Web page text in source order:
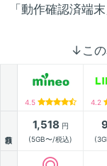
「動作確認済端
↓この
4.5 4.2
1,518 円
(5GB〜/税込)